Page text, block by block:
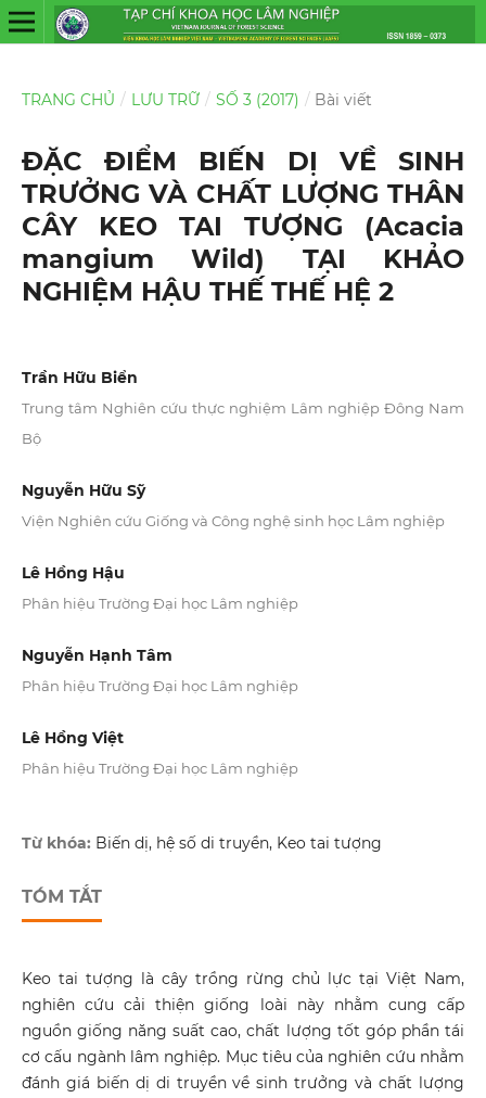
TRANG CHỦ / LƯU TRỮ / SỐ 3 (2017) / Bài viết
ĐẶC ĐIỂM BIẾN DỊ VỀ SINH
TRƯỞNG VÀ CHẤT LƯỢNG THÂN
CÂY KEO TAI TƯỢNG (Acacia
mangium Wild) TẠI KHẢO
NGHIỆM HẬU THẾ THẾ HỆ 2
Trần Hữu Biển
Trung tâm Nghiên cứu thực nghiệm Lâm nghiệp Đông Nam
Bộ
Nguyễn Hữu Sỹ
Viện Nghiên cứu Giống và Công nghệ sinh học Lâm nghiệp
Lê Hồng Hậu
Phân hiệu Trường Đại học Lâm nghiệp
Nguyễn Hạnh Tâm
Phân hiệu Trường Đại học Lâm nghiệp
Lê Hồng Việt
Phân hiệu Trường Đại học Lâm nghiệp
Từ khóa: Biến dị, hệ số di truyền, Keo tai tượng
TÓM TẮT
Keo tai tượng là cây trồng rừng chủ lực tại Việt Nam,
nghiên cứu cải thiện giống loài này nhằm cung cấp
nguồn giống năng suất cao, chất lượng tốt góp phần tái
cơ cấu ngành lâm nghiệp. Mục tiêu của nghiên cứu nhằm
đánh giá biến dị di truyền về sinh trưởng và chất lượng